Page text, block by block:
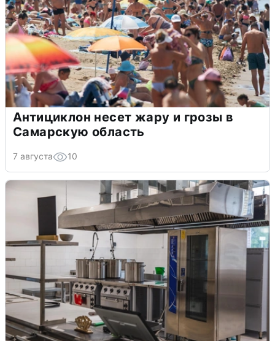
Антициклон несет жару и грозы в
Самарскую область
7 августа 10